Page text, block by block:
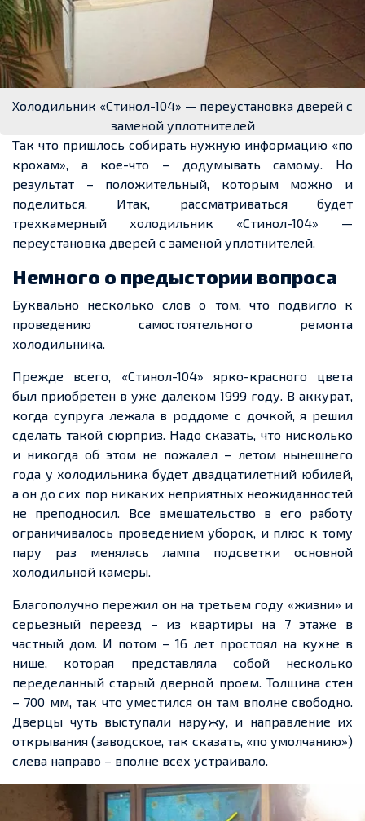
Холодильник «Стинол-104» — переустановка дверей с
заменой уплотнителей
Так что пришлось собирать нужную информацию «по
крохам», а кое-что – додумывать самому. Но
результат – положительный, которым можно и
поделиться. Итак, рассматриваться будет
трехкамерный холодильник «Стинол-104» —
переустановка дверей с заменой уплотнителей.
Немного о предыстории вопроса
Буквально несколько слов о том, что подвигло к
проведению самостоятельного ремонта
холодильника.
Прежде всего, «Стинол-104» ярко-красного цвета
был приобретен в уже далеком 1999 году. В аккурат,
когда супруга лежала в роддоме с дочкой, я решил
сделать такой сюрприз. Надо сказать, что нисколько
и никогда об этом не пожалел – летом нынешнего
года у холодильника будет двадцатилетний юбилей,
а он до сих пор никаких неприятных неожиданностей
не преподносил. Все вмешательство в его работу
ограничивалось проведением уборок, и плюс к тому
пару раз менялась лампа подсветки основной
холодильной камеры.
Благополучно пережил он на третьем году «жизни» и
серьезный переезд – из квартиры на 7 этаже в
частный дом. И потом – 16 лет простоял на кухне в
нише, которая представляла собой несколько
переделанный старый дверной проем. Толщина стен
– 700 мм, так что уместился он там вполне свободно.
Дверцы чуть выступали наружу, и направление их
открывания (заводское, так сказать, «по умолчанию»)
слева направо – вполне всех устраивало.